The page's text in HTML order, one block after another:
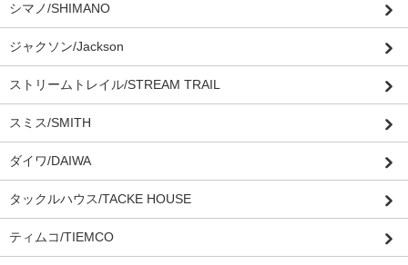
シマノ/SHIMANO
ジャクソン/Jackson
ストリームトレイル/STREAM TRAIL
スミス/SMITH
ダイワ/DAIWA
タックルハウス/TACKE HOUSE
ティムコ/TIEMCO